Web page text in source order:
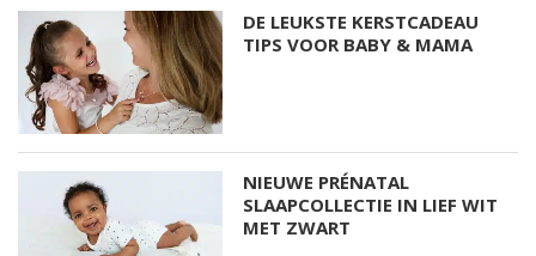
DE LEUKSTE KERSTCADEAU
TIPS VOOR BABY & MAMA
NIEUWE PRÉNATAL
SLAAPCOLLECTIE IN LIEF WIT
MET ZWART